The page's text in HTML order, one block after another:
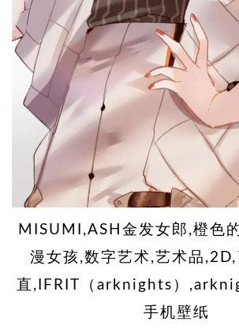
MISUMI,ASH金发女郎,橙色
漫女孩,数字艺术,艺术品
直,IFRIT（arknights）
手机壁纸